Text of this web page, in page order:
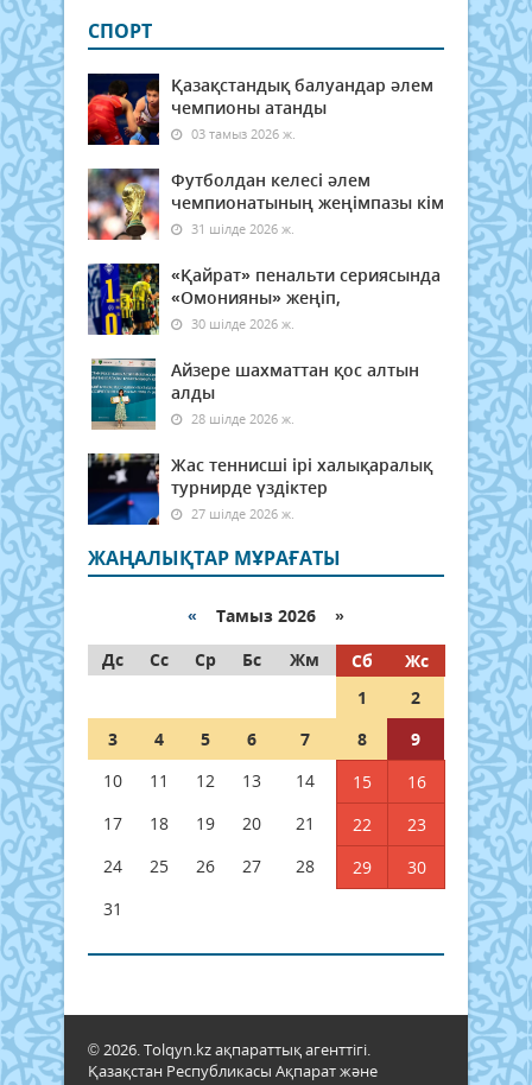
СПОРТ
Қазақстандық балуандар әлем
чемпионы атанды
03 тамыз 2026 ж.
Футболдан келесі әлем
чемпионатының жеңімпазы кім
31 шілде 2026 ж.
«Қайрат» пенальти сериясында
«Омонияны» жеңіп,
30 шілде 2026 ж.
Айзере шахматтан қос алтын
алды
28 шілде 2026 ж.
Жас теннисші ірі халықаралық
турнирде үздіктер
27 шілде 2026 ж.
ЖАҢАЛЫҚТАР МҰРАҒАТЫ
« Тамыз 2026 »
Дс
Сс Ср Бс Жм Сб
Жс
1
2
3
4 5 6 7 8
9
10
11 12 13 14 15
16
17
18 19 20 21 22
23
24
25 26 27 28 29
30
31
© 2026. Tolqyn.kz ақпараттық агенттігі.
Қазақстан Республикасы Ақпарат және